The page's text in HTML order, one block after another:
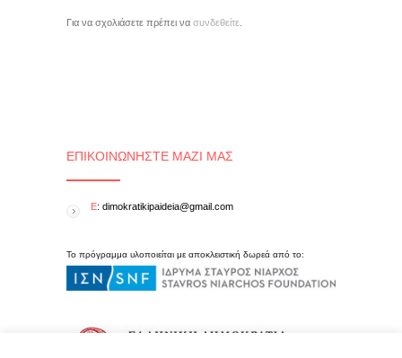
Για να σχολιάσετε πρέπει να συνδεθείτε
ΕΠΙΚΟΙΝΩΝΉΣΤΕ ΜΑΖΊ ΜΑΣ
E: dimokratikipaideia@gmail.com
Το πρόγραμμα υλοποιείται με αποκλειστική δωρεά από το: